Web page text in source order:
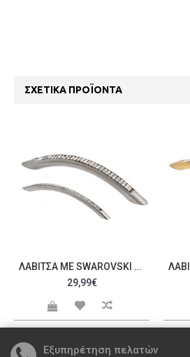
ΣΧΕΤΙΚΆ ΠΡΟΪΌΝΤΑ
ΛΑΒΊΤΣΑ ΜΕ SWAROVSKI C20249
29,99€
Εξυπηρέτηση πελατών